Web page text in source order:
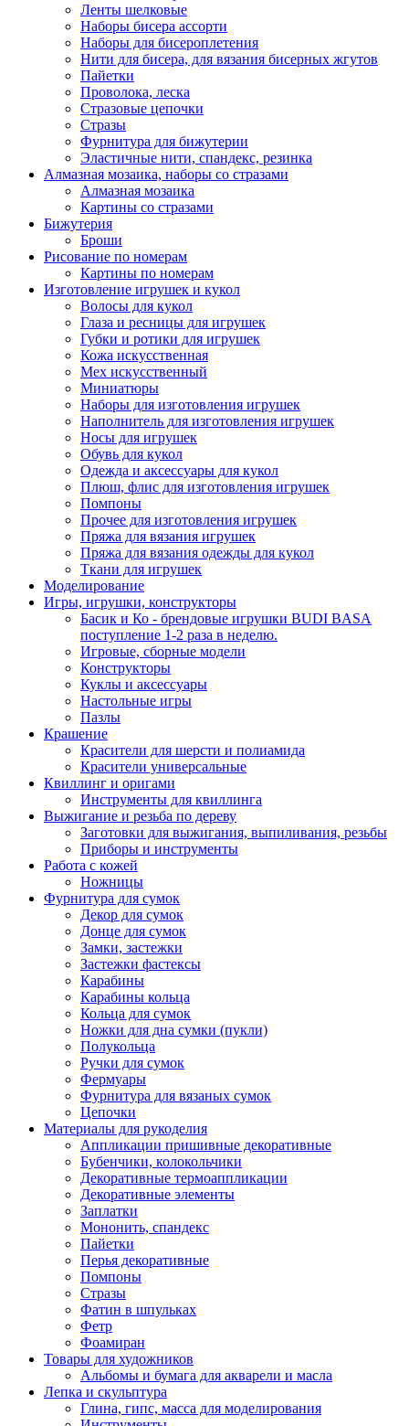
Ленты шелковые
Наборы бисера ассорти
Наборы для бисероплетения
Нити для бисера, для вязания бисерных жгутов
Пайетки
Проволока, леска
Стразовые цепочки
Стразы
Фурнитура для бижутерии
Эластичные нити, спандекс, резинка
Алмазная мозаика, наборы со стразами
Алмазная мозаика
Картины co стразами
Бижутерия
Броши
Рисование по номерам
Картины по номерам
Изготовление игрушек и кукол
Волосы для кукол
Глаза и ресницы для игрушек
Губки и ротики для игрушек
Кожа искусственная
Мех искусственный
Миниатюры
Наборы для изготовления игрушек
Наполнитель для изготовления игрушек
Носы для игрушек
Обувь для кукол
Одежда и аксессуары для кукол
Плюш, флис для изготовления игрушек
Помпоны
Прочее для изготовления игрушек
Пряжа для вязания игрушек
Пряжа для вязания одежды для кукол
Ткани для игрушек
Моделирование
Игры, игрушки, конструкторы
Басик и Ко - брендовые игрушки BUDI BASA
поступление 1-2 раза в неделю.
Игровые, сборные модели
Конструкторы
Куклы и аксессуары
Настольные игры
Пазлы
Крашение
Красители для шерсти и полиамида
Красители универсальные
Квиллинг и оригами
Инструменты для квиллинга
Выжигание и резьба по дереву
Заготовки для выжигания, выпиливания, резьбы
Приборы и инструменты
Работа с кожей
Ножницы
Фурнитура для сумок
Декор для сумок
Донце для сумок
Замки, застежки
Застежки фастексы
Карабины
Карабины кольца
Кольца для сумок
Ножки для дна сумки (пукли)
Полукольца
Ручки для сумок
Фермуары
Фурнитура для вязаных сумок
Цепочки
Материалы для рукоделия
Аппликации пришивные декоративные
Бубенчики, колокольчики
Декоративные термоаппликации
Декоративные элементы
Заплатки
Мононить, спандекс
Пайетки
Перья декоративные
Помпоны
Стразы
Фатин в шпульках
Фетр
Фоамиран
Товары для художников
Альбомы и бумага для акварели и масла
Лепка и скульптура
Глина, гипс, масса для моделирования